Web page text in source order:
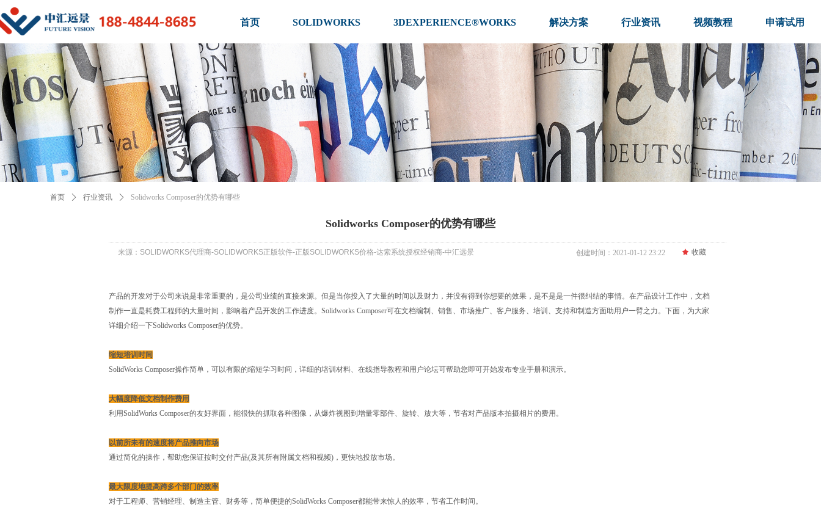
首页 SOLIDWORKS 3DEXPERIENCE®WORKS 解决方案 行业资讯 视频教程 申请试用
Solidworks Composer的优势有哪些
产品的开发对于公司来说是非常重要的，是公司业绩的直接来源。但是当你投入了大量的时间以及财力，并没有得到你想要的效果，是不是是一件很纠结的事情。在产品设计工作中，文档
制作一直是耗费工程师的大量时间，影响着产品开发的工作进度。Solidworks Composer可在文档编制、销售、市场推广、客户服务、培训、支持和制造方面助用户一臂之力。下面，为大家
详细介绍一下Solidworks Composer的优势。
缩短培训时间
SolidWorks Composer操作简单，可以有限的缩短学习时间，详细的培训材料、在线指导教程和用户论坛可帮助您即可开始发布专业手册和演示。
大幅度降低文档制作费用
利用SolidWorks Composer的友好界面，能很快的抓取各种图像，从爆炸视图到增量零部件、旋转、放大等，节省对产品版本拍摄相片的费用。
以前所未有的速度将产品推向市场
通过简化的操作，帮助您保证按时交付产品(及其所有附属文档和视频)，更快地投放市场。
最大限度地提高跨多个部门的效率
对于工程师、营销经理、制造主管、财务等，简单便捷的SolidWorks Composer都能带来惊人的效率，节省工作时间。
创建时间： 2021-01-12 23:22 끄 收藏
来源：SOLIDWORKS代理商-SOLIDWORKS正版软件-正版SOLIDWORKS价格-达索系统授权经销商-中汇远景
首页 ꄲ 行业资讯 ꄲ Solidworks Composer的优势有哪些